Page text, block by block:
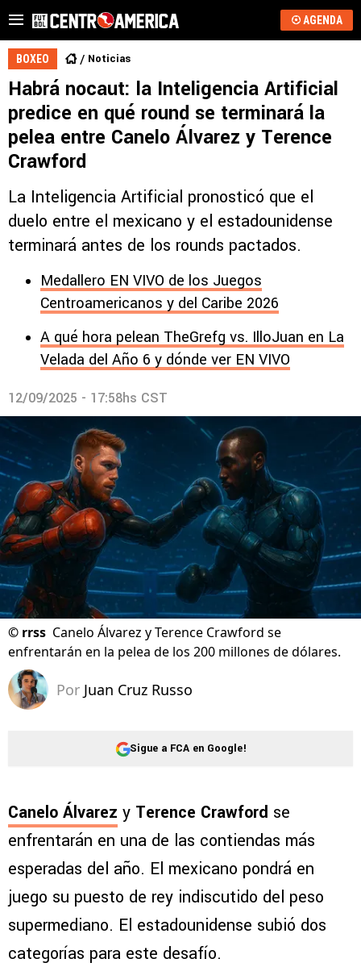
AGENDA
BOXEO Noticias
Habrá nocaut: la Inteligencia Artificial
predice en qué round se terminará la
pelea entre Canelo Álvarez y Terence
Crawford
La Inteligencia Artificial pronosticó que el
duelo entre el mexicano y el estadounidense
terminará antes de los rounds pactados.
Medallero EN VIVO de los Juegos
Centroamericanos y del Caribe 2026
A qué hora pelean TheGrefg vs. IlloJuan en La
Velada del Año 6 y dónde ver EN VIVO
12/09/2025 - 17:58hs CST
© rrss Canelo Álvarez y Terence Crawford se
enfrentarán en la pelea de los 200 millones de dólares.
Por Juan Cruz Russo
Sigue a FCA en Google!
Canelo Álvarez y Terence Crawford se
enfrentarán en una de las contiendas más
esperadas del año. El mexicano pondrá en
juego su puesto de rey indiscutido del peso
supermediano. El estadounidense subió dos
categorías para este desafío.